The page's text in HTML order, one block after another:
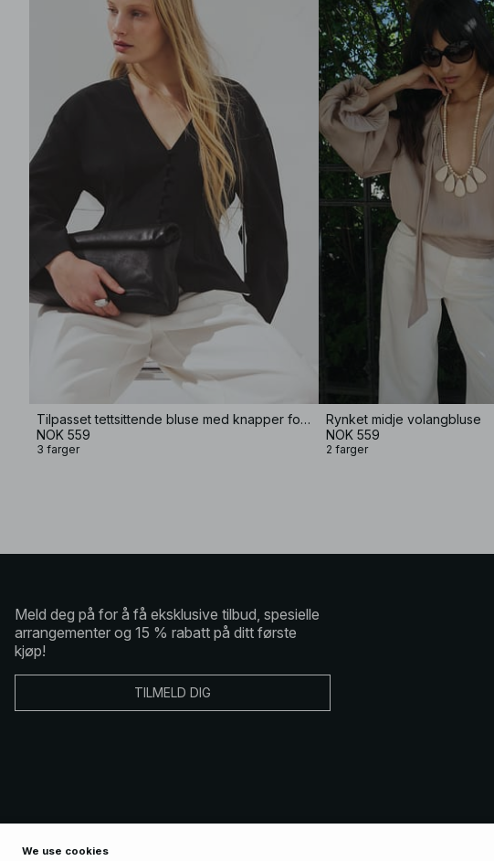
Tilpasset tettsittende bluse med knapper foran
NOK 559
3 farger
Rynket midje volangbluse
NOK 559
2 farger
Meld deg på for å få eksklusive tilbud, spesielle
arrangementer og 15 % rabatt på ditt første
kjøp!
TILMELD DIG